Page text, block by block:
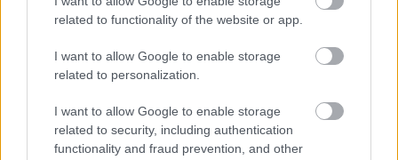
related to functionality of the website or app.
I want to allow Google to enable storage
related to personalization.
I want to allow Google to enable storage
related to security, including authentication
functionality and fraud prevention, and other
HÍRLEVÉL